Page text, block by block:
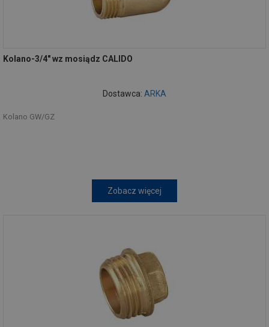
Kolano-3/4" wz mosiądz CALIDO
Dostawca: ARKA
Kolano GW/GZ
Zobacz więcej